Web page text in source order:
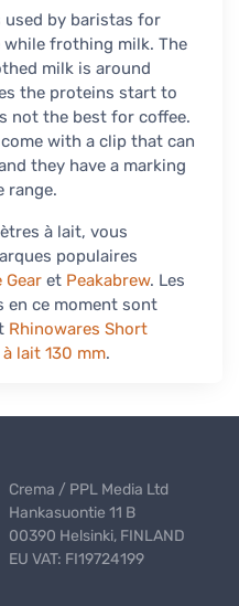
by baristas for
frothing milk. The
milk is around
the proteins start to
not the best for coffee.
with a clip that can
they have a marking
range.
à lait, vous
populaires
Gear et Peakabrew. Les
en ce moment sont
Rhinowares Short
lait 130 mm.
Crema / PPL Media Ltd
Hankasuontie 11 B
00390 Helsinki, FINLAND
EU VAT: FI19724199